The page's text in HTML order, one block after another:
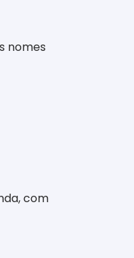
nomes
com